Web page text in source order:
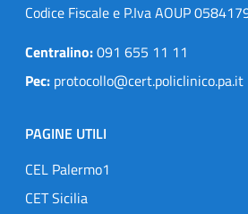
Codice Fiscale e P.Iva AOUP
Centralino:091 655 11 11
Pec: protocollo@cert.policlinico.pa.it
PAGINE UTILI
CEL Palermo1
CET Sicilia